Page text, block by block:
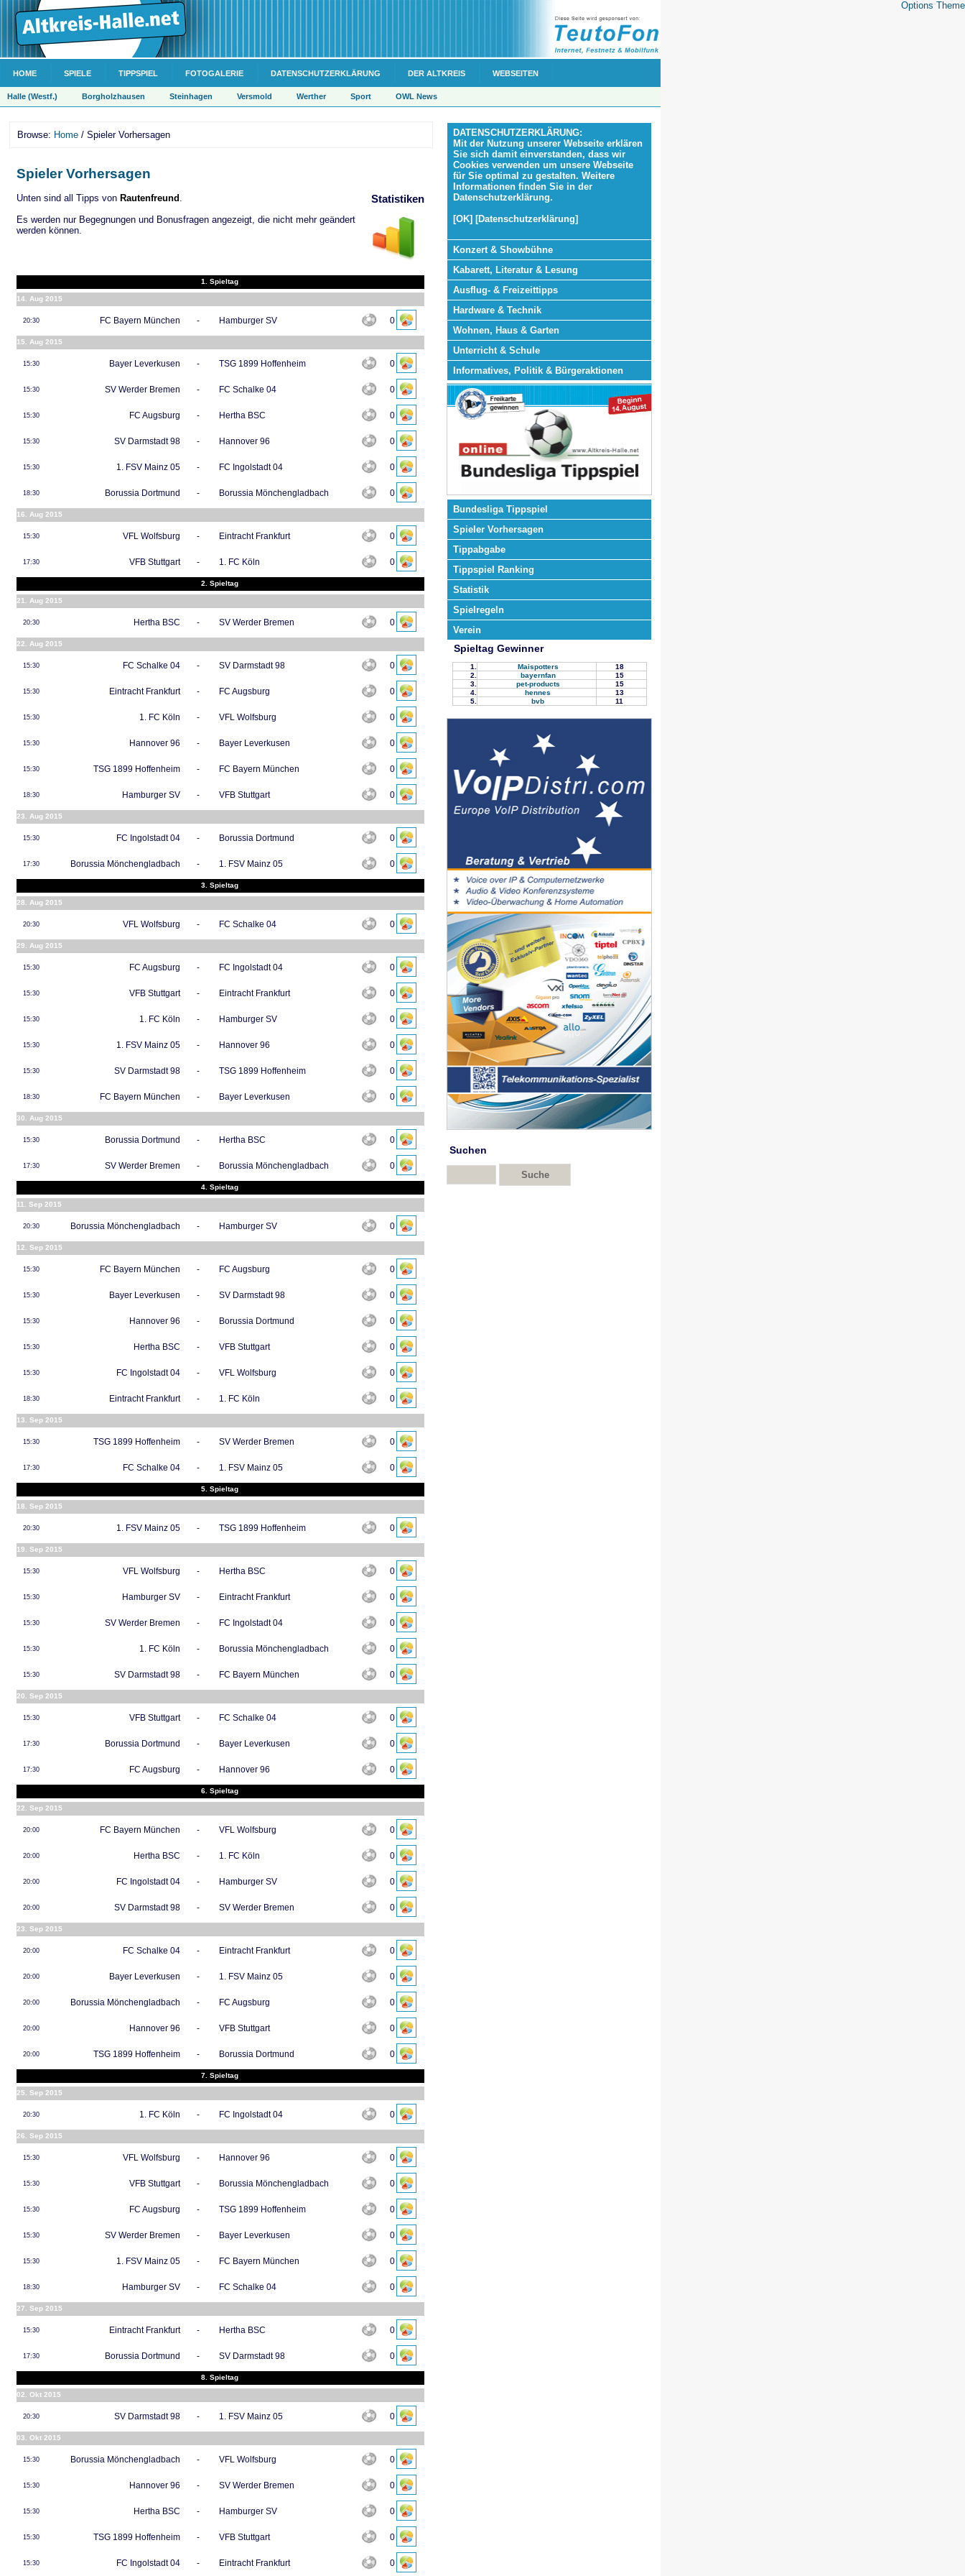
HOME SPIELE TIPPSPIEL FOTOGALERIE DATENSCHUTZERKLÄRUNG DER ALTKREIS WEBSEITEN
Halle (Westf.) Borgholzhausen Steinhagen Versmold Werther Sport OWL News
Browse: Home / Spieler Vorhersagen
Spieler Vorhersagen
Statistiken
Unten sind all Tipps von Rautenfreund .
Es werden nur Begegnungen und Bonusfragen angezeigt, die nicht mehr geändert
werden können.
1. Spieltag
14. Aug 2015
20:30 FC Bayern München - Hamburger SV 0
15. Aug 2015
15:30 Bayer Leverkusen - TSG 1899 Hoffenheim 0
15:30 SV Werder Bremen - FC Schalke 04 0
15:30 FC Augsburg - Hertha BSC 0
15:30 SV Darmstadt 98 - Hannover 96 0
15:30 1. FSV Mainz 05 - FC Ingolstadt 04 0
18:30 Borussia Dortmund - Borussia Mönchengladbach 0
16. Aug 2015
15:30 VFL Wolfsburg - Eintracht Frankfurt 0
17:30 VFB Stuttgart - 1. FC Köln 0
2. Spieltag
21. Aug 2015
20:30 Hertha BSC - SV Werder Bremen 0
22. Aug 2015
15:30 FC Schalke 04 - SV Darmstadt 98 0
15:30 Eintracht Frankfurt - FC Augsburg 0
15:30 1. FC Köln - VFL Wolfsburg 0
15:30 Hannover 96 - Bayer Leverkusen 0
15:30 TSG 1899 Hoffenheim - FC Bayern München 0
18:30 Hamburger SV - VFB Stuttgart 0
23. Aug 2015
15:30 FC Ingolstadt 04 - Borussia Dortmund 0
17:30 Borussia Mönchengladbach - 1. FSV Mainz 05 0
3. Spieltag
28. Aug 2015
20:30 VFL Wolfsburg - FC Schalke 04 0
29. Aug 2015
15:30 FC Augsburg - FC Ingolstadt 04 0
15:30 VFB Stuttgart - Eintracht Frankfurt 0
15:30 1. FC Köln - Hamburger SV 0
15:30 1. FSV Mainz 05 - Hannover 96 0
15:30 SV Darmstadt 98 - TSG 1899 Hoffenheim 0
18:30 FC Bayern München - Bayer Leverkusen 0
30. Aug 2015
15:30 Borussia Dortmund - Hertha BSC 0
17:30 SV Werder Bremen - Borussia Mönchengladbach 0
4. Spieltag
11. Sep 2015
20:30 Borussia Mönchengladbach - Hamburger SV 0
12. Sep 2015
15:30 FC Bayern München - FC Augsburg 0
15:30 Bayer Leverkusen - SV Darmstadt 98 0
15:30 Hannover 96 - Borussia Dortmund 0
15:30 Hertha BSC - VFB Stuttgart 0
15:30 FC Ingolstadt 04 - VFL Wolfsburg 0
18:30 Eintracht Frankfurt - 1. FC Köln 0
13. Sep 2015
15:30 TSG 1899 Hoffenheim - SV Werder Bremen 0
17:30 FC Schalke 04 - 1. FSV Mainz 05 0
5. Spieltag
18. Sep 2015
20:30 1. FSV Mainz 05 - TSG 1899 Hoffenheim 0
19. Sep 2015
15:30 VFL Wolfsburg - Hertha BSC 0
15:30 Hamburger SV - Eintracht Frankfurt 0
15:30 SV Werder Bremen - FC Ingolstadt 04 0
15:30 1. FC Köln - Borussia Mönchengladbach 0
15:30 SV Darmstadt 98 - FC Bayern München 0
20. Sep 2015
15:30 VFB Stuttgart - FC Schalke 04 0
17:30 Borussia Dortmund - Bayer Leverkusen 0
17:30 FC Augsburg - Hannover 96 0
6. Spieltag
22. Sep 2015
20:00 FC Bayern München - VFL Wolfsburg 0
20:00 Hertha BSC - 1. FC Köln 0
20:00 FC Ingolstadt 04 - Hamburger SV 0
20:00 SV Darmstadt 98 - SV Werder Bremen 0
23. Sep 2015
20:00 FC Schalke 04 - Eintracht Frankfurt 0
20:00 Bayer Leverkusen - 1. FSV Mainz 05 0
20:00 Borussia Mönchengladbach - FC Augsburg 0
20:00 Hannover 96 - VFB Stuttgart 0
20:00 TSG 1899 Hoffenheim - Borussia Dortmund 0
7. Spieltag
25. Sep 2015
20:30 1. FC Köln - FC Ingolstadt 04 0
26. Sep 2015
15:30 VFL Wolfsburg - Hannover 96 0
15:30 VFB Stuttgart - Borussia Mönchengladbach 0
15:30 FC Augsburg - TSG 1899 Hoffenheim 0
15:30 SV Werder Bremen - Bayer Leverkusen 0
15:30 1. FSV Mainz 05 - FC Bayern München 0
18:30 Hamburger SV - FC Schalke 04 0
27. Sep 2015
15:30 Eintracht Frankfurt - Hertha BSC 0
17:30 Borussia Dortmund - SV Darmstadt 98 0
8. Spieltag
02. Okt 2015
20:30 SV Darmstadt 98 - 1. FSV Mainz 05 0
03. Okt 2015
15:30 Borussia Mönchengladbach - VFL Wolfsburg 0
15:30 Hannover 96 - SV Werder Bremen 0
15:30 Hertha BSC - Hamburger SV 0
15:30 TSG 1899 Hoffenheim - VFB Stuttgart 0
15:30 FC Ingolstadt 04 - Eintracht Frankfurt 0
DATENSCHUTZERKLÄRUNG:
Mit der Nutzung unserer Webseite erklären
Sie sich damit einverstanden, dass wir
Cookies verwenden um unsere Webseite
für Sie optimal zu gestalten. Weitere
Informationen finden Sie in der
Datenschutzerklärung.
[OK] [Datenschutzerklärung]
Konzert & Showbühne
Kabarett, Literatur & Lesung
Ausflug- & Freizeittipps
Hardware & Technik
Wohnen, Haus & Garten
Unterricht & Schule
Informatives, Politik & Bürgeraktionen
Bundesliga Tippspiel
Spieler Vorhersagen
Tippabgabe
Tippspiel Ranking
Statistik
Spielregeln
Verein
Spieltag Gewinner
1. Maispotters
18
2.
bayernfan
15
3.
pet-products
15
4.
hennes
13
5.
bvb 11
Suchen
Options Theme